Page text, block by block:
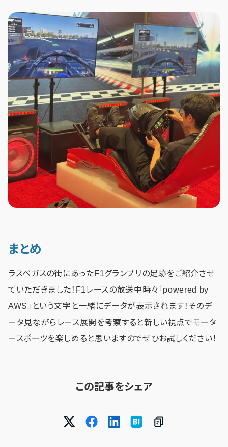
まとめ
ラスベガスの街にあったF1グランプリの足跡をご紹介させ
ていただきました！F1レースの放送中時々「powered by
AWS」という文字と一緒にデータが表示されます！そのデ
ータ見ながらレース展開を考察すると新しい視点でモータ
ースポーツを楽しめると思いますのでぜひお試しください！
この記事をシェア